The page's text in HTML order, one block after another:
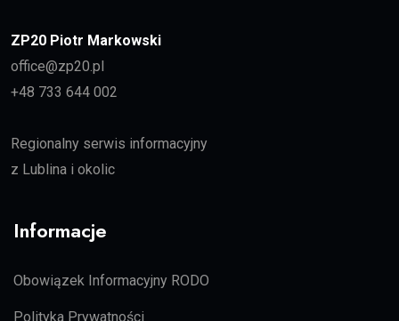
ZP20 Piotr Markowski
office@zp20.pl
+48 733 644 002
Regionalny serwis informacyjny
z Lublina i okolic
Informacje
Obowiązek Informacyjny RODO
Polityka Prywatności